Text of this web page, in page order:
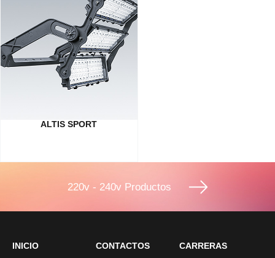
ALTIS SPORT
220v - 240v Productos
INICIO CONTACTOS CARRERAS